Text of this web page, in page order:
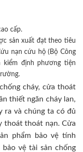
cấp.
sản xuất đạt theo tiêu
nạn cứu hộ (Bộ Công
kiểm định phương tiện
cháy, cửa thoát
thiết ngăn cháy lan,
ra và chúng ta có đủ
thoát thoát nạn. Cửa
phẩm bảo vệ tính
vệ tài sản chống